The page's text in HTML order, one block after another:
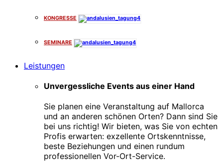
KONGRESSE
SEMINARE
Leistungen
Unvergessliche Events aus einer Hand
Sie planen eine Veranstaltung auf Mallorca
und an anderen schönen Orten? Dann sind Sie
bei uns richtig! Wir bieten, was Sie von echten
Profis erwarten: exzellente Ortskenntnisse,
beste Beziehungen und einen rundum
professionellen Vor-Ort-Service.